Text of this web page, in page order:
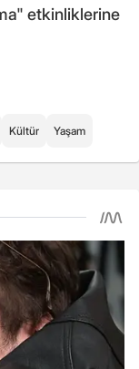
etkinliklerine
Kültür Yaşam